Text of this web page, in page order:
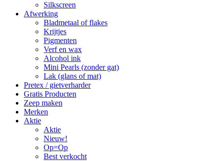
Silkscreen
Afwerking
Bladmetaal of flakes
Krijtjes
Pigmenten
Verf en wax
Alcohol ink
Mini Pearls (zonder gat)
Lak (glans of mat)
Pretex / gietverharder
Gratis Producten
Zeep maken
Merken
Aktie
Aktie
Nieuw!
Op=Op
Best verkocht